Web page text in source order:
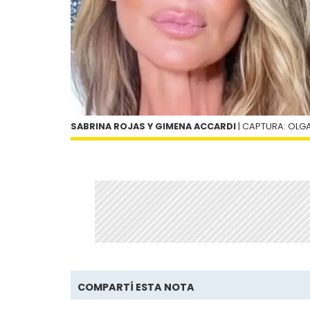
SABRINA ROJAS Y GIMENA ACCARDI | CAPTURA:
COMPARTÍ ESTA NOTA